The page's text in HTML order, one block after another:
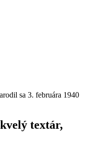
sa 3. februára 1940
textár,